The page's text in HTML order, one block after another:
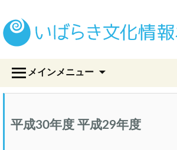
メインメニュー
テ
へ
平成30年度 平成29年度